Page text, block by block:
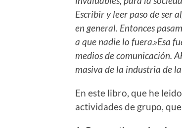
Escribir y leer paso de ser
en general. Entonces
a que nadie lo fuera.»Esa
medios de comunicación.
masiva de la industria de
En este libro, que he
actividades de grupo,